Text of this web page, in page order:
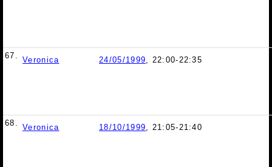
67. Veronica 24/05/1999, 22:00-22:35
68. Veronica 18/10/1999, 21:05-21:40